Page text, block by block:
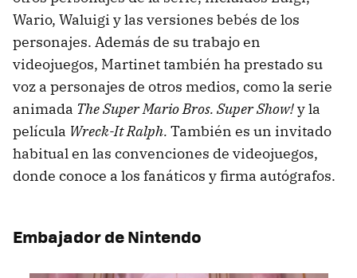
Wario, Waluigi y las versiones bebés de los
personajes. Además de su trabajo en
videojuegos, Martinet también ha prestado su
voz a personajes de otros medios, como la serie
animada The Super Mario Bros. Super Show!y la
película Wreck-It Ralph. También es un invitado
habitual en las convenciones de videojuegos,
donde conoce a los fanáticos y firma autógrafos.
Embajador de Nintendo